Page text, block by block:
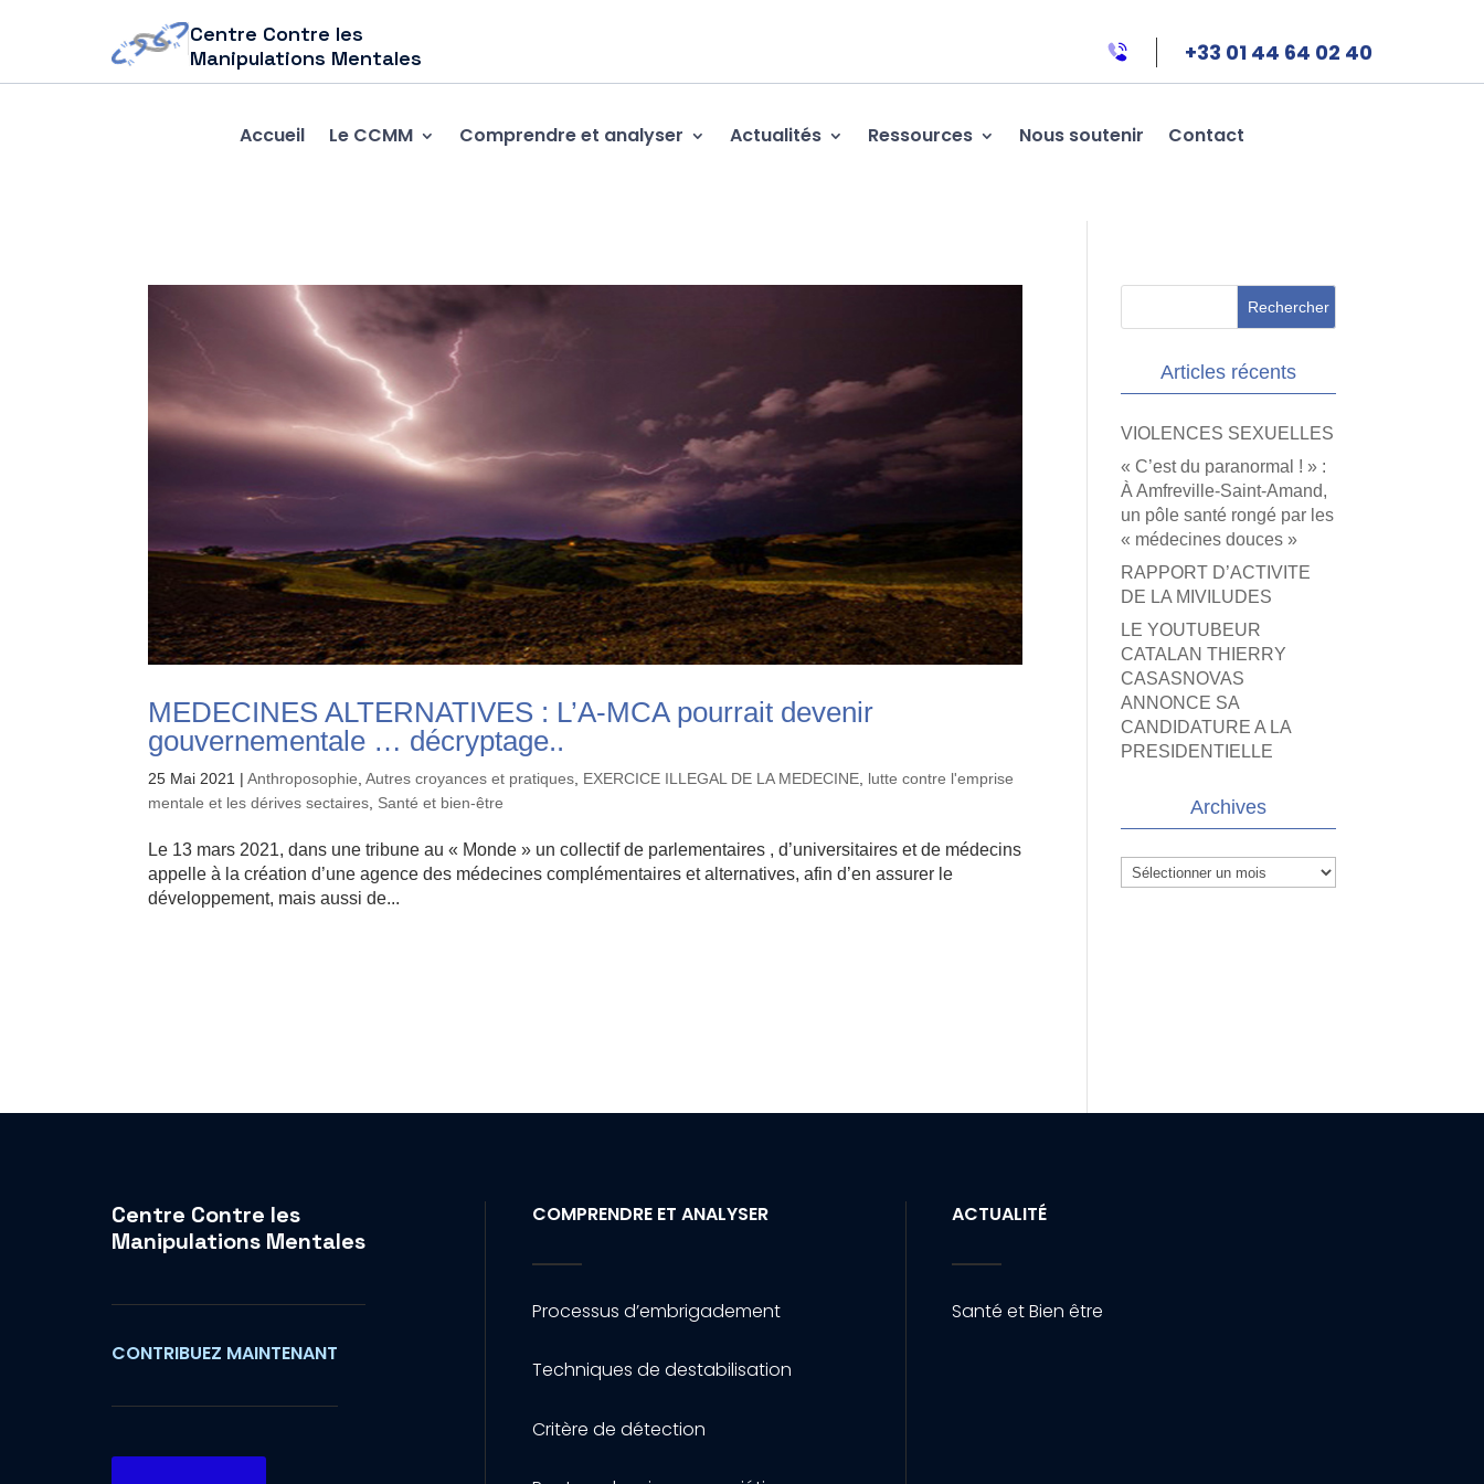
Centre Contre les
Manipulations Mentales
+33 01 44 64 02 40
Accueil Le CCMM Comprendre et analyser Actualités Ressources Nous soutenir Contact
MEDECINES ALTERNATIVES : L’A-MCA pourrait devenir
gouvernementale … décryptage..
25 Mai 2021 |Anthroposophie ,Autres croyances et pratiques EXERCICE ILLEGAL DE LA MEDECINE lutte contre l'emprise
mentale et les dérives sectaires Santé et bien-être
Le 13 mars 2021, dans une tribune au « Monde » un collectif de parlementaires , d’universitaires et de médecins
appelle à la création d’une agence des médecines complémentaires et alternatives, afin d’en assurer le
développement, mais aussi de...
Articles récents
VIOLENCES SEXUELLES
« C’est du paranormal ! » :
À Amfreville-Saint-Amand,
un pôle santé rongé par les
« médecines douces »
RAPPORT D’ACTIVITE
DE LA MIVILUDES
LE YOUTUBEUR
CATALAN THIERRY
CASASNOVAS
ANNONCE SA
CANDIDATURE A LA
PRESIDENTIELLE
Archives
Archives
Centre Contre les
Manipulations Mentales
CONTRIBUEZ MAINTENANT
COMPRENDRE ET ANALYSER
Processus d’embrigadement
Techniques de destabilisation
Critère de détection
ACTUALITÉ
Santé et Bien être